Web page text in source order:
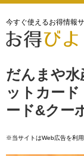
今すぐ使えるお得情報
だんまや
ットカー
ード&クー
※当サイトはWeb広告を利